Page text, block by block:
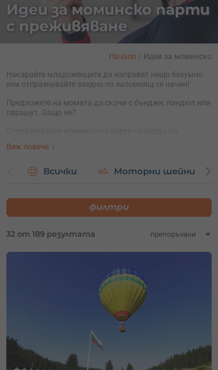
Идеи за моминско парти
с преживяване
Накарайте младоженците да направят нещо безумно
или отпразнувайте заедно по запомнящ се начин!
Предложете на момата да скочи с бънджи, пандюл или
парашут. Защо не?
компания като поръчате индивидуално провеждане на
рафтинг, виа ферата, каякинг, екстремен ден, пейнтбол
Виж повече
Начало / Идеи за моминско
Всички Моторни шейни
филтри
32 от 189 резултата